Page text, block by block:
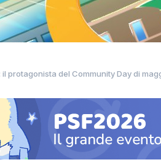
il protagonista del Community Day di